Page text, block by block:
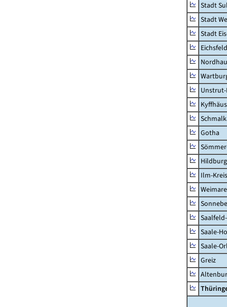
Stadt
Stadt
Stadt
Eichsfeld
Gotha
Ilm-Kreis
Saale-
Saale-
Greiz